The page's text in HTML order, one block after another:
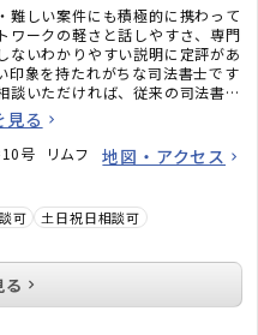
難しい案件にも積極的に携わって
ワークの軽さと話しやすさ、専門
ないわかりやすい説明に定評があ
印象を持たれがちな司法書士です
談いただければ、従来の司法書士
ガラッと変わるかと思います。ど
ご相談ください。
見る
号 リムフ
地図・アクセス
可
土日祝日相談可
る